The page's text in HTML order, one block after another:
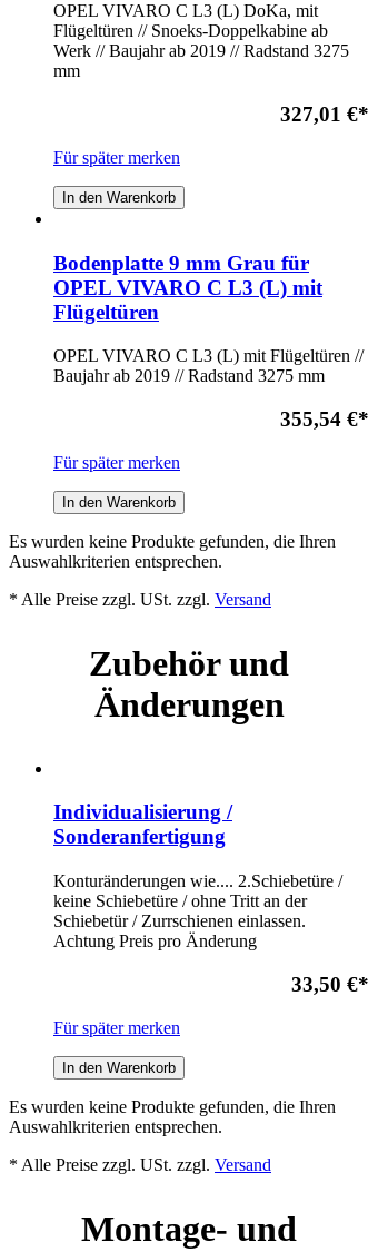
OPEL VIVARO C L3 (L) DoKa, mit
Flügeltüren // Snoeks-Doppelkabine ab
Werk // Baujahr ab 2019 // Radstand 3275
mm
327,01 €*
Für später merken
In den Warenkorb
Bodenplatte 9 mm Grau für
OPEL VIVARO C L3 (L) mit
Flügeltüren
OPEL VIVARO C L3 (L) mit Flügeltüren //
Baujahr ab 2019 // Radstand 3275 mm
355,54 €*
Für später merken
In den Warenkorb
Es wurden keine Produkte gefunden, die Ihren
Auswahlkriterien entsprechen.
* Alle Preise zzgl. USt. zzgl. Versand
Zubehör und
Änderungen
Individualisierung /
Sonderanfertigung
Konturänderungen wie.... 2.Schiebetüre /
keine Schiebetüre / ohne Tritt an der
Schiebetür / Zurrschienen einlassen.
Achtung Preis pro Änderung
33,50 €*
Für später merken
In den Warenkorb
Es wurden keine Produkte gefunden, die Ihren
Auswahlkriterien entsprechen.
* Alle Preise zzgl. USt. zzgl. Versand
Montage- und